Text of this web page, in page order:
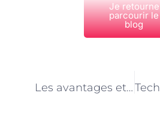
Je retourne
parcourir le
blog
Les avantages et inconvénients de la peinture au couteau à Paris